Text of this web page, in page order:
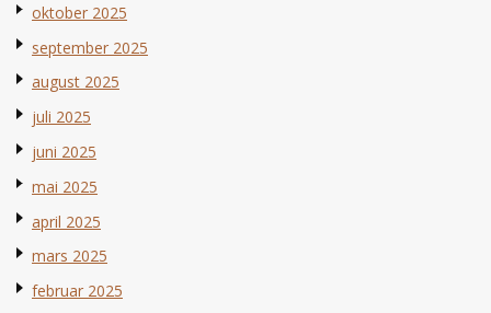
oktober 2025
september 2025
august 2025
juli 2025
juni 2025
mai 2025
april 2025
mars 2025
februar 2025